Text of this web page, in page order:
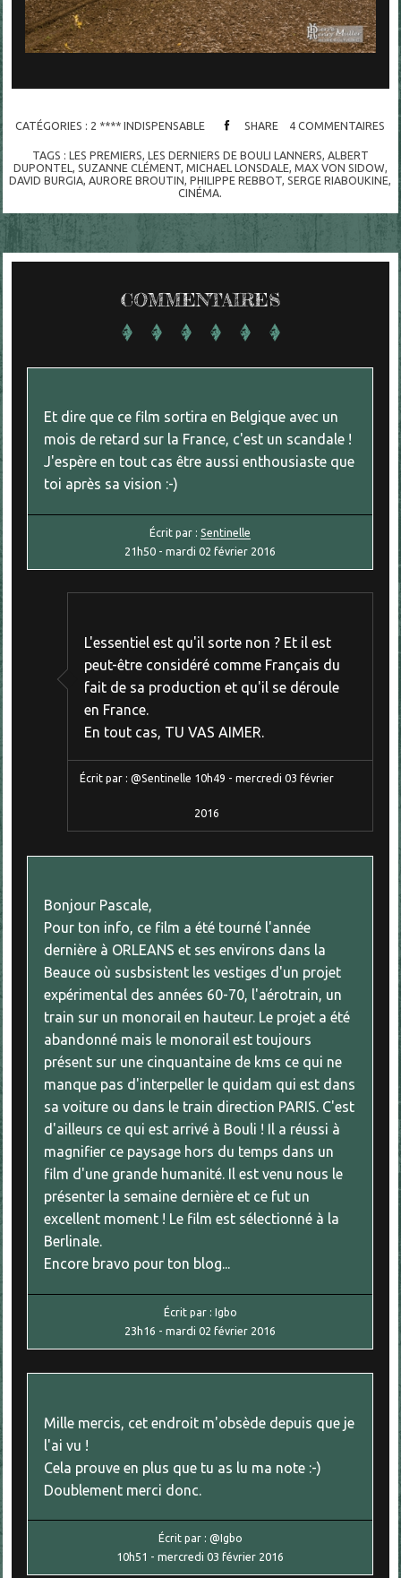
CATÉGORIES : 2 **** INDISPENSABLE SHARE 4 COMMENTAIRES
TAGS : LES PREMIERS LES DERNIERS DE BOULI LANNERS ALBERT
DUPONTEL
SUZANNE CLÉMENT, MICHAEL LONSDALE MAX VON SIDOW
DAVID BURGIA AURORE BROUTIN ,PHILIPPE REBBOT ,SERGE RIABOUKINE
CINÉMA.
COMMENTAIRES
Et dire que ce film sortira en Belgique avec un
mois de retard sur la France, c'est un scandale !
J'espère en tout cas être aussi enthousiaste que
toi après sa vision :-)
Écrit par :Sentinelle
21h50 -mardi 02 février 2016
L'essentiel est qu'il sorte non ? Et il est
peut-être considéré comme Français du
fait de sa production et qu'il se déroule
en France.
En tout cas, TU VAS AIMER.
Écrit par : @Sentinelle 10h49 - mercredi 03 février
2016
Bonjour Pascale,
Pour ton info, ce film a été tourné l'année
dernière à ORLEANS et ses environs dans la
Beauce où susbsistent les vestiges d'un projet
expérimental des années 60-70, l'aérotrain, un
train sur un monorail en hauteur. Le projet a été
abandonné mais le monorail est toujours
présent sur une cinquantaine de kms ce qui ne
manque pas d'interpeller le quidam qui est dans
sa voiture ou dans le train direction PARIS. C'est
d'ailleurs ce qui est arrivé à Bouli ! Il a réussi à
magnifier ce paysage hors du temps dans un
film d'une grande humanité. Il est venu nous le
présenter la semaine dernière et ce fut un
excellent moment ! Le film est sélectionné à la
Berlinale.
Encore bravo pour ton blog...
Écrit par : Igbo
23h16 -mardi 02 février 2016
Mille mercis, cet endroit m'obsède depuis que je
l'ai vu !
Cela prouve en plus que tu as lu ma note :-)
Doublement merci donc.
Écrit par : @Igbo
10h51 -mercredi 03 février 2016